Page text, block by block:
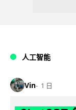
人工智能
Vin 1 日